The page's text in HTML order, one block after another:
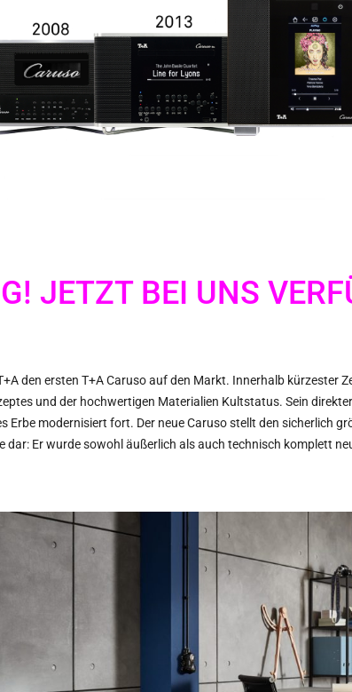
JETZT BEI UNS
den ersten T+A Caruso auf den Markt. Innerhalb kürzester
und der hochwertigen Materialien Kultstatus. Sein
Erbe modernisiert fort. Der neue Caruso stellt den sicherlich
dar: Er wurde sowohl äußerlich als auch technisch komplett